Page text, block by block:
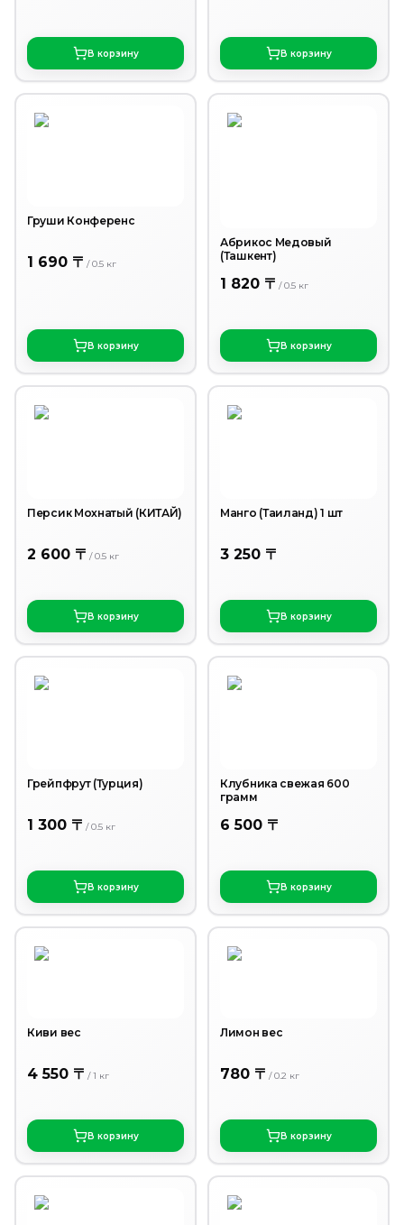
В корзину В корзину
Груши Конференс
1 690 〒 /0.5 кг
В корзину
Абрикос Медовый
(Ташкент)
1 820 〒 /0.5 кг
В корзину
Персик Мохнатый (КИТАЙ)
2 600 〒 /0.5 кг
В корзину
Манго (Таиланд) 1 шт
3 250 〒
В корзину
Грейпфрут (Турция)
1 300 〒 /0.5 кг
В корзину
Клубника свежая 600
грамм
6 500 〒
В корзину
Киви вес
4 550 〒 /1 кг
В корзину
Лимон вес
780 〒 /0.2 кг
В корзину